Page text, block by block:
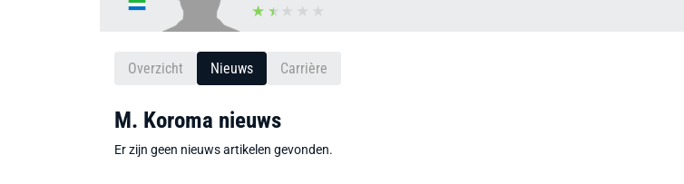
Overzicht Nieuws Carrière
M. Koroma nieuws
Er zijn geen nieuws artikelen gevonden.